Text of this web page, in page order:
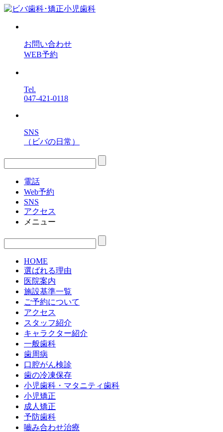
お問い合わせ
WEB予約
Tel.
047-421-0118
SNS
（ビバの日常）
電話
Web予約
SNS
アクセス
メニュー
HOME
選ばれる理由
医院案内
施設基準一覧
ご予約について
アクセス
スタッフ紹介
キャラクター紹介
一般歯科
歯周病
口腔がん検診
歯の冷凍保存
小児歯科・マタニティ歯科
小児矯正
成人矯正
予防歯科
嚙み合わせ治療